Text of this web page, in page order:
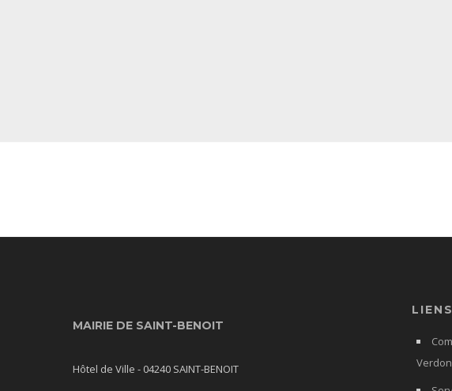
MAIRIE DE SAINT-BENOIT
Hôtel de Ville - 04240 SAINT-BENOIT
Verdon